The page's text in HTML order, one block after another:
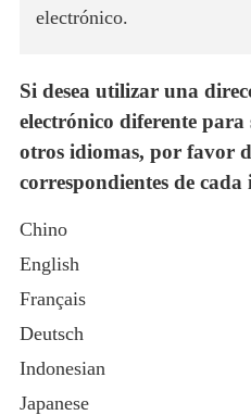
electrónico.
Si desea utilizar una
electrónico diferente para
otros idiomas, por favor
correspondientes de cada
Chino
English
Français
Deutsch
Indonesian
Japanese